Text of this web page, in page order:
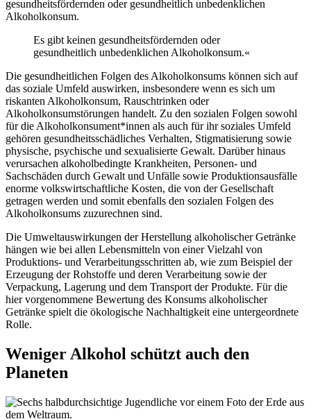
gesundheitsfördernden oder gesundheitlich unbedenklichen
Alkoholkonsum.
Es gibt keinen gesundheitsfördernden oder
gesundheitlich unbedenklichen Alkoholkonsum.«
Die gesundheitlichen Folgen des Alkoholkonsums können sich auf
das soziale Umfeld auswirken, insbesondere wenn es sich um
riskanten Alkoholkonsum, Rauschtrinken oder
Alkoholkonsumstörungen handelt. Zu den sozialen Folgen sowohl
für die Alkoholkonsument*innen als auch für ihr soziales Umfeld
gehören gesundheitsschädliches Verhalten, Stigmatisierung sowie
physische, psychische und sexualisierte Gewalt. Darüber hinaus
verursachen alkoholbedingte Krankheiten, Personen- und
Sachschäden durch Gewalt und Unfälle sowie Produktionsausfälle
enorme volkswirtschaftliche Kosten, die von der Gesellschaft
getragen werden und somit ebenfalls den sozialen Folgen des
Alkoholkonsums zuzurechnen sind.
Die Umweltauswirkungen der Herstellung alkoholischer Getränke
hängen wie bei allen Lebensmitteln von einer Vielzahl von
Produktions- und Verarbeitungsschritten ab, wie zum Beispiel der
Erzeugung der Rohstoffe und deren Verarbeitung sowie der
Verpackung, Lagerung und dem Transport der Produkte. Für die
hier vorgenommene Bewertung des Konsums alkoholischer
Getränke spielt die ökologische Nachhaltigkeit eine untergeordnete
Rolle.
Weniger Alkohol schützt auch den
Planeten